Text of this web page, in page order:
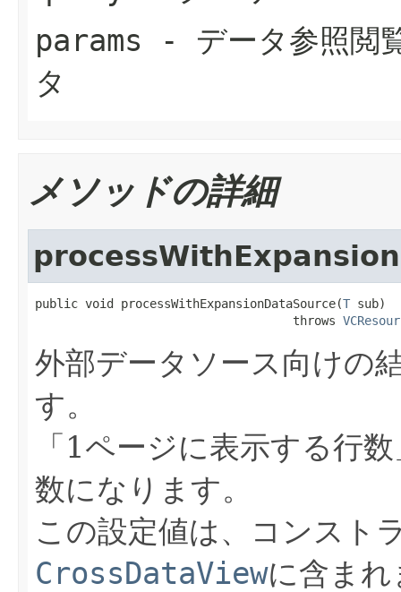
params - データ参照閲
タ
メソッドの詳細
public void processWithExpansionDataSource(T sub)
                                    throws
外部データソース向けの
す。
「1ページに表示する行
数になります。
この設定値は、コンスト
CrossDataViewに含まれ